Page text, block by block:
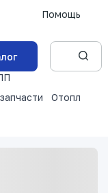
Помощь
Отопление